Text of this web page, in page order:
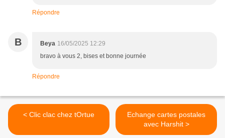
Répondre
B Beya 16/05/2025 12:29
bravo à vous 2, bises et bonne journée
Répondre
< Clic clac chez tOrtue
Echange cartes postales
avec Harshit >